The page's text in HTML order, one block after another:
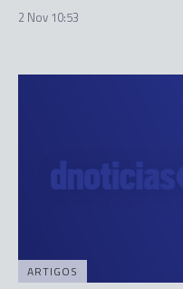
2 Nov 10:53
ARTIGOS